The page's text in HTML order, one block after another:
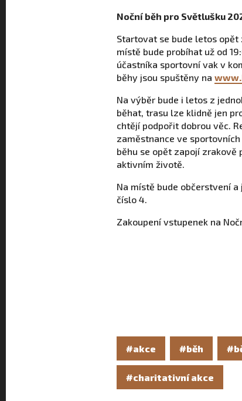
Noční běh pro Světlušku
Startovat se bude letos opět
místě bude probíhat už od
účastníka sportovní vak v
běhy jsou spuštěny na
Na výběr bude i letos z
běhat, trasu lze klidně jen
chtějí podpořit dobrou věc.
zaměstnance ve
běhu se opět zapojí
aktivním životě.
Na místě bude občerstvení
číslo 4.
Zakoupení vstupenek na
#akce #běh
#charitativní akce